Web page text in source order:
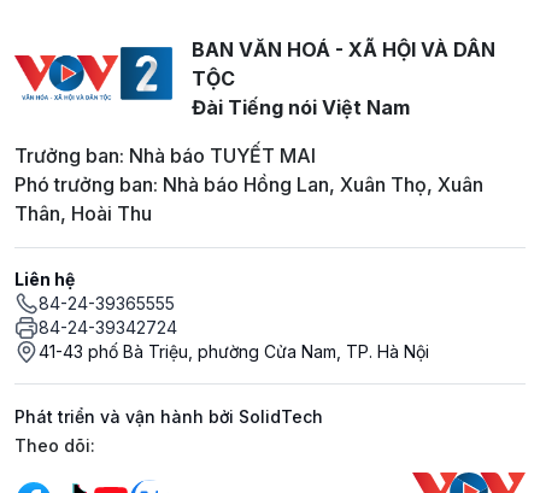
BAN VĂN HOÁ - XÃ HỘI VÀ DÂN
TỘC
Đài Tiếng nói Việt Nam
Trưởng ban: Nhà báo TUYẾT MAI
Phó trưởng ban: Nhà báo Hồng Lan, Xuân Thọ, Xuân
Thân, Hoài Thu
Liên hệ
84-24-39365555
84-24-39342724
41-43 phố Bà Triệu, phường Cửa Nam, TP. Hà Nội
Phát triển và vận hành bởi SolidTech
Mạng xã hội
Theo dõi: